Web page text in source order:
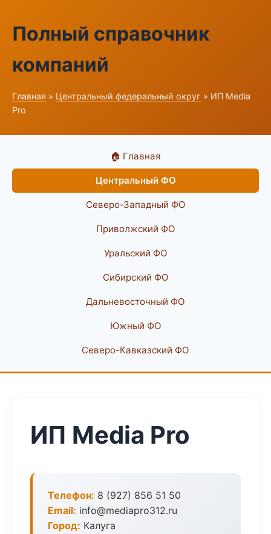
Полный справочник
компаний
Главная » Центральный федеральный округ » ИП Media
Pro
🏠 Главная
Центральный ФО
Северо-Западный ФО
Приволжский ФО
Уральский ФО
Сибирский ФО
Дальневосточный ФО
Южный ФО
Северо-Кавказский ФО
ИП Media Pro
Телефон: 8 (927) 856 51 50
Email: info@mediapro312.ru
Город: Калуга